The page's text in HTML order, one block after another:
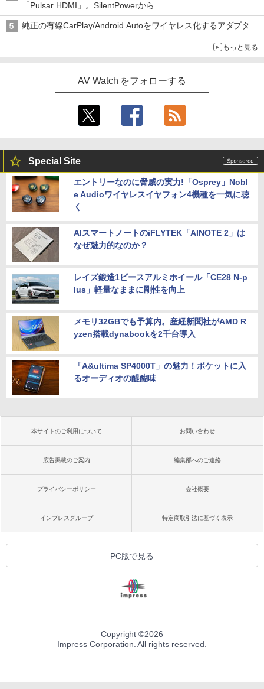
「Pulsar HDMI」。SilentPowerから
純正の有線CarPlay/Android Autoをワイヤレス化するアダプタ
もっと見る
AV Watch をフォローする
Special Site
エントリーなのに脅威の実力!「Osprey」Nobl
e Audioワイヤレスイヤフォン4機種を一気に聴
く
AIスマートノートのiFLYTEK「AINOTE 2」は
なぜ魅力的なのか？
レイズ鍛造1ピースアルミホイール「CE28 N-p
lus」軽量なままに剛性を向上
メモリ32GBでも予算内。産経新聞社がAMD R
yzen搭載dynabookを2千台導入
「A&ultima SP4000T」の魅力！ポケットに入
るオーディオの醍醐味
本サイトのご利用について お問い合わせ
広告掲載のご案内 編集部へのご連絡
プライバシーポリシー 会社概要
インプレスグループ 特定商取引法に基づく表示
PC版で見る
Copyright ©2026
Impress Corporation. All rights reserved.